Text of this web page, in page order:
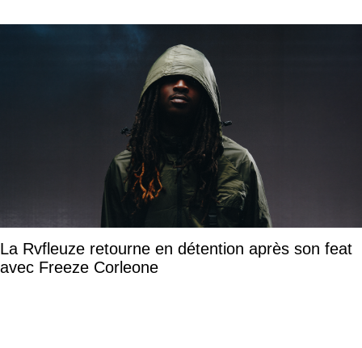
La Rvfleuze retourne en détention après son feat
avec Freeze Corleone